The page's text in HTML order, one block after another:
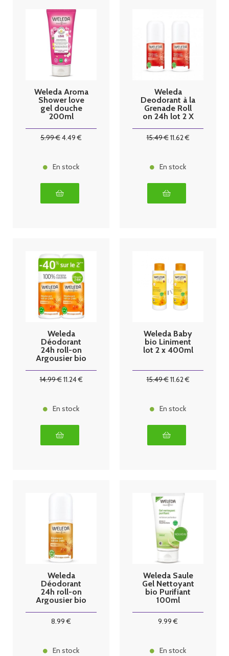
Weleda Aroma
Shower love
gel douche
200ml
5.99€4.49 €
En stock
Weleda
Deodorant à la
Grenade Roll
on 24h lot 2 X
15.49€11.62€
En stock
Weleda
Déodorant
24h roll-on
Argousier bio
14.99€11.24€
En stock
Weleda Baby
bio Liniment
lot 2 x 400ml
15.49€11.62€
En stock
Weleda
Déodorant
24h roll-on
Argousier bio
8.99 €
En stock
Weleda Saule
Gel Nettoyant
bio Purifiant
100ml
9.99 €
En stock